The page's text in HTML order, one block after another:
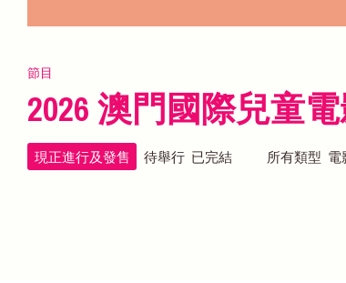
節目
2026 澳門國際兒童
現正進行及發售 待舉行 已完結 所有類型 電